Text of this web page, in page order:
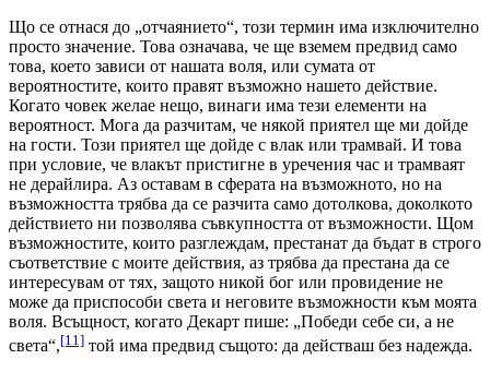
Що се отнася до „отчаянието“, този термин има изключително
просто значение. Това означава, че ще вземем предвид само
това, което зависи от нашата воля, или сумата от
вероятностите, които правят възможно нашето действие.
Когато човек желае нещо, винаги има тези елементи на
вероятност. Мога да разчитам, че някой приятел ще ми дойде
на гости. Този приятел ще дойде с влак или трамвай. И това
при условие, че влакът пристигне в уречения час и трамваят
не дерайлира. Аз оставам в сферата на възможното, но на
възможността трябва да се разчита само дотолкова, доколкото
действието ни позволява съвкупността от възможности. Щом
възможностите, които разглеждам, престанат да бъдат в строго
съответствие с моите действия, аз трябва да престана да се
интересувам от тях, защото никой бог или провидение не
може да приспособи света и неговите възможности към моята
воля. Всъщност, когато Декарт пише: „Победи себе си, а не
света“,[11] той има предвид същото: да действаш без надежда.